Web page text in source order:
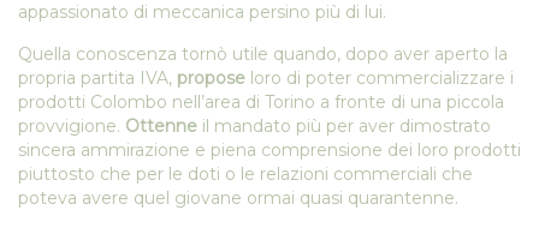
appassionato di meccanica persino più di lui.
Quella conoscenza tornò utile quando, dopo aver aperto la
propria partita IVA, propose loro di poter commercializzare i
prodotti Colombo nell’area di Torino a fronte di una piccola
provvigione. Ottenne il mandato più per aver dimostrato
sincera ammirazione e piena comprensione dei loro prodotti
piuttosto che per le doti o le relazioni commerciali che
poteva avere quel giovane ormai quasi quarantenne.